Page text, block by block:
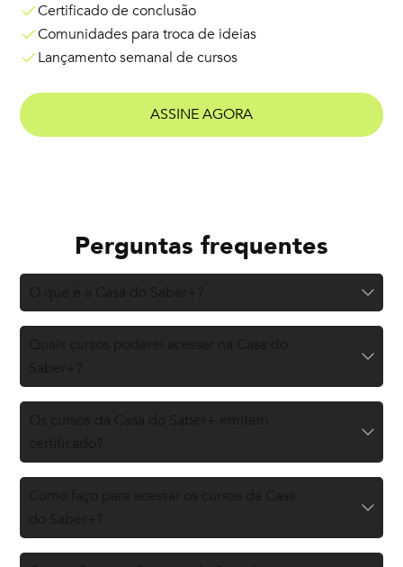
Certificado de conclusão
Comunidades para troca de ideias
Lançamento semanal de cursos
ASSINE AGORA
Perguntas frequentes